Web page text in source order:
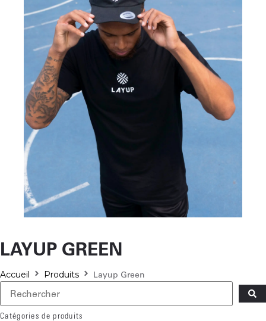
ACCESSOIRES
LAYUP GREEN
Accueil Produits Layup Green
Catégories de produits